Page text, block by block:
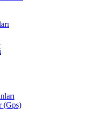
(Gps)